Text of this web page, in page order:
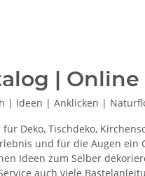
|
| Ideen | Anklicken |
Deko, Tischdeko,
und für die Augen ein
Ideen zum Selber
auch viele